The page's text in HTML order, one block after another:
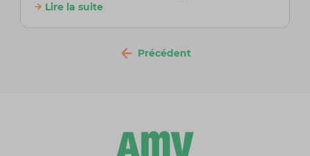
Lire la suite
Précédent